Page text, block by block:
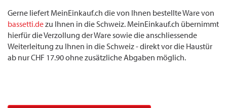
Gerne liefert MeinEinkauf.ch die von Ihnen bestellte Ware von
bassetti.dezu Ihnen in die Schweiz. MeinEinkauf.ch übernimmt
hierfür die Verzollung der Ware sowie die anschliessende
Weiterleitung zu Ihnen in die Schweiz - direkt vor die Haustür
ab nur CHF 17.90 ohne zusätzliche Abgaben möglich.